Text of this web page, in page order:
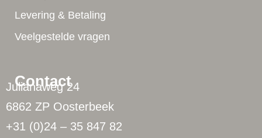
Contact
Julianaweg 24
6862 ZP Oosterbeek
+31 (0)24 – 35 847 82
Levering & Betaling
Veelgestelde vragen